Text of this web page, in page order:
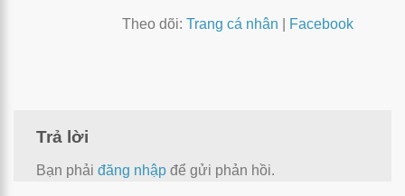
Theo dõi: Trang cá nhân Facebook
Trả lời
Bạn phải đăng nhập để gửi phản hồi.